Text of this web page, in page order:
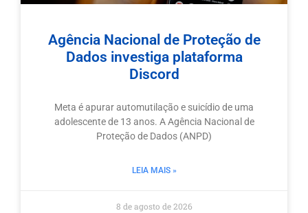
Agência Nacional de Proteção de
Dados investiga plataforma
Discord
Meta é apurar automutilação e suicídio de uma
adolescente de 13 anos. A Agência Nacional de
Proteção de Dados (ANPD)
LEIA MAIS »
8 de agosto de 2026